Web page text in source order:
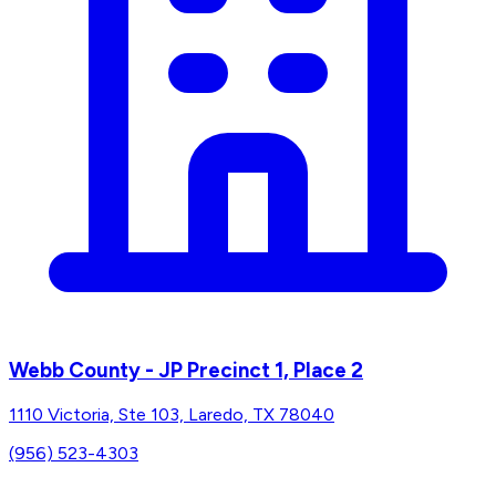
Webb County - JP Precinct 1, Place 2
1110 Victoria, Ste 103, Laredo, TX 78040
(956) 523-4303